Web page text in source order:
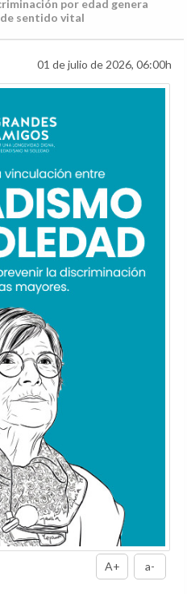
por edad genera
sentido vital
01 de julio de 2026, 06:00h
A+ a-